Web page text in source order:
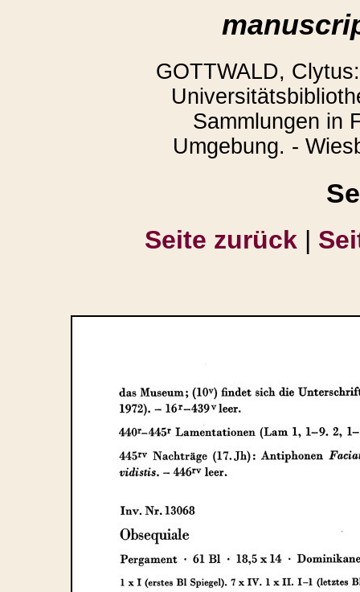
GOTTWALD,
Sammlungen in
Umgebung. -
Seite zurück |